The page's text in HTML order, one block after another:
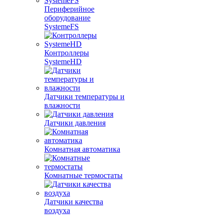
Периферийное
оборудование
SystemeFS
Контроллеры
SystemeHD
Датчики температуры и
влажности
Датчики давления
Комнатная автоматика
Комнатные термостаты
Датчики качества
воздуха